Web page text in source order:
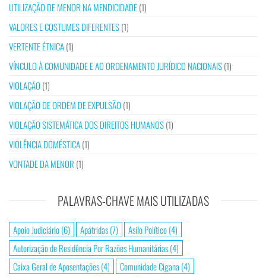
UTILIZAÇÃO DE MENOR NA MENDICIDADE(1)
VALORES E COSTUMES DIFERENTES(1)
VERTENTE ÉTNICA(1)
VÍNCULO À COMUNIDADE E AO ORDENAMENTO JURÍDICO NACIONAIS(1)
VIOLAÇÃO (1)
VIOLAÇÃO DE ORDEM DE EXPULSÃO (1)
VIOLAÇÃO SISTEMÁTICA DOS DIREITOS HUMANOS(1)
VIOLÊNCIA DOMÉSTICA(1)
VONTADE DA MENOR (1)
PALAVRAS-CHAVE MAIS UTILIZADAS
Apoio Judiciário(6) Apátridas(7) Asilo Político(4)
Autorização de Residência Por Razões Humanitárias(4)
Caixa Geral de Aposentações(4) Comunidade Cigana (4)